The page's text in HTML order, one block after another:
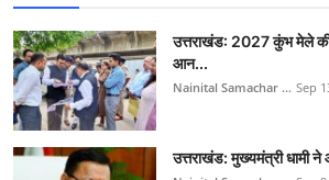
उत्तराखंड: 2027 कुंभ मेले की
आन...
Nainital Samachar ... Sep
उत्तराखंड: मुख्यमंत्री धामी